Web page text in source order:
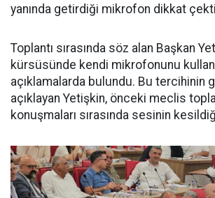
yanında getirdiği mikrofon dikkat
Toplantı sırasında söz alan Başkan
kürsüsünde kendi mikrofonunu
açıklamalarda bulundu. Bu tercihinin
açıklayan Yetişkin, önceki meclis
konuşmaları sırasında sesinin